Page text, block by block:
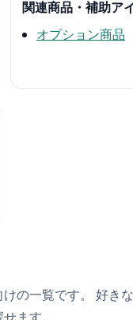
関連商品・補助ア
オプション商品
の一覧です。 好き